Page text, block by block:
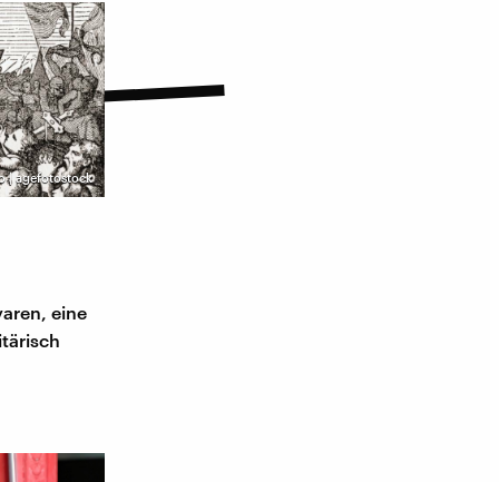
| agefotostock
eine